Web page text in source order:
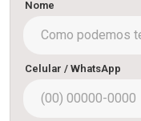
Nome
Celular / WhatsApp